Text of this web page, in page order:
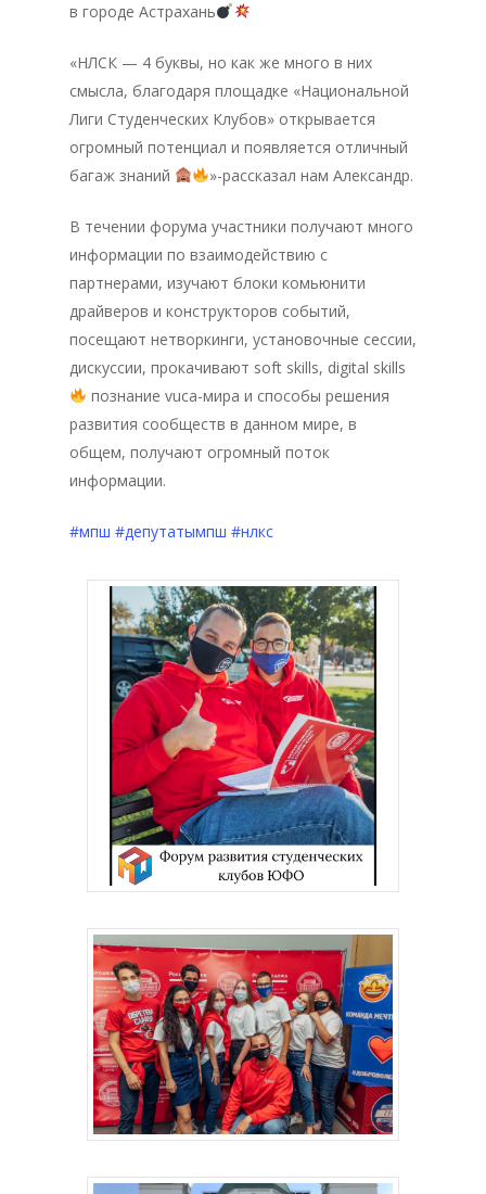
в городе Астрахань
«НЛСК — 4 буквы, но как же много в них
смысла, благодаря площадке «Национальной
Лиги Студенческих Клубов» открывается
огромный потенциал и появляется отличный
багаж знаний
»-рассказал нам Александр.
В течении форума участники получают много
информации по взаимодействию с
партнерами, изучают блоки комьюнити
драйверов и конструкторов событий,
посещают нетворкинги, установочные сессии,
дискуссии, прокачивают soft skills, digital skills
познание vuca-мира и способы решения
развития сообществ в данном мире, в
общем, получают огромный поток
информации.
#мпш #депутатымпш #нлкс
Главная
Депутаты